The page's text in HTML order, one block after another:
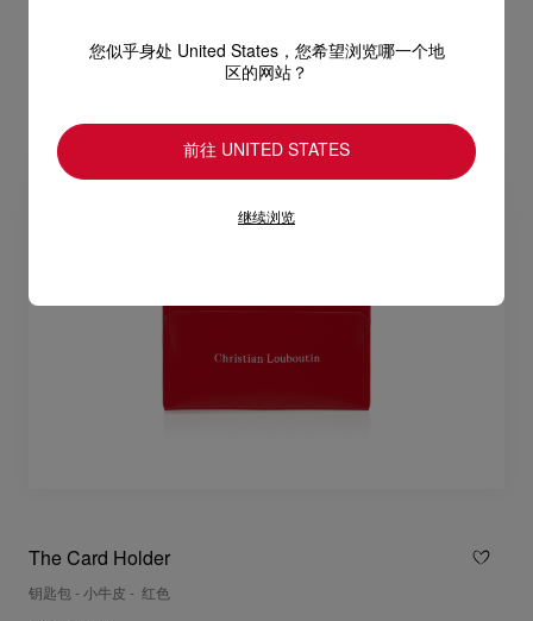
The Card Holder
钥匙包 - 小牛皮 - 红色
您似乎身处 United States，您希望浏览哪一个地
区的网站？
前往 UNITED STATES
继续浏览